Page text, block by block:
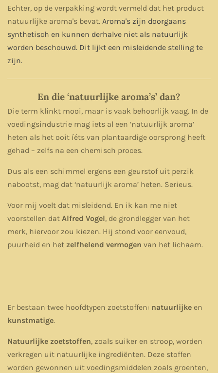
Echter, op de verpakking wordt vermeld dat het product
natuurlijke aroma's bevat. Aroma's zijn doorgaans
synthetisch en kunnen derhalve niet als natuurlijk
worden beschouwd. Dit lijkt een misleidende stelling te
zijn.
En die ‘natuurlijke aroma’s’ dan?
Die term klinkt mooi, maar is vaak behoorlijk vaag. In de
voedingsindustrie mag iets al een ‘natuurlijk aroma’
heten als het ooit íéts van plantaardige oorsprong heeft
gehad – zelfs na een chemisch proces.
Dus als een schimmel ergens een geurstof uit perzik
nabootst, mag dat ‘natuurlijk aroma’ heten. Serieus.
Voor mij voelt dat misleidend. En ik kan me niet
voorstellen dat Alfred Vogel, de grondlegger van het
merk, hiervoor zou kiezen. Hij stond voor eenvoud,
puurheid en het zelfhelend vermogen van het lichaam.
Er bestaan twee hoofdtypen zoetstoffen: natuurlijke en
kunstmatige.
Natuurlijke zoetstoffen, zoals suiker en stroop, worden
verkregen uit natuurlijke ingrediënten. Deze stoffen
worden gewonnen uit voedingsmiddelen zoals groenten,